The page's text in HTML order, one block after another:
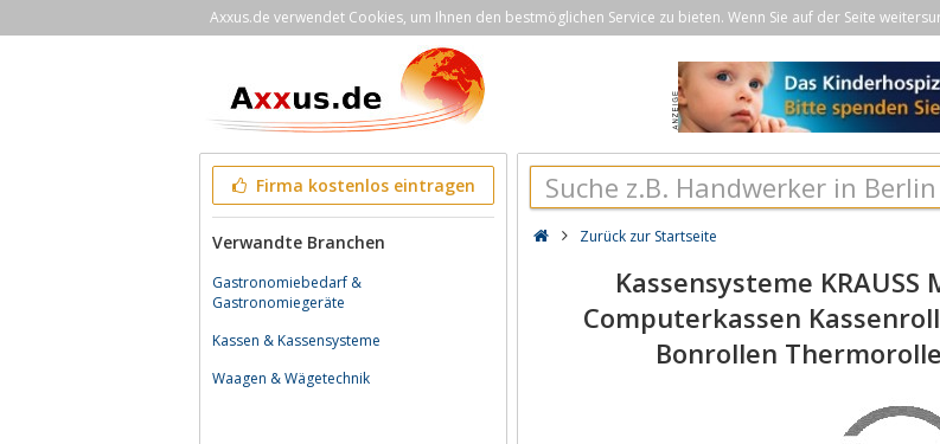
Axxus.de verwendet Cookies, um Ihnen den bestmöglichen Service zu bieten. Wenn Sie auf der Seite
Firma kostenlos eintragen
Verwandte Branchen
Gastronomiebedarf &
Gastronomiegeräte
Kassen & Kassensysteme
Waagen & Wägetechnik
Zurück zur Startseite
Kassensysteme
Computerkassen
Bonrollen